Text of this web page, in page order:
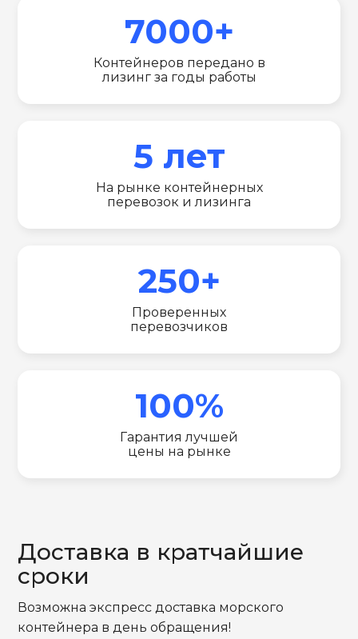
7000+
Контейнеров передано в
лизинг за годы работы
5 лет
На рынке контейнерных
перевозок и лизинга
250+
Проверенных
перевозчиков
100%
Гарантия лучшей
цены на рынке
Доставка в кратчайшие
сроки
Возможна экспресс доставка морского
контейнера в день обращения!